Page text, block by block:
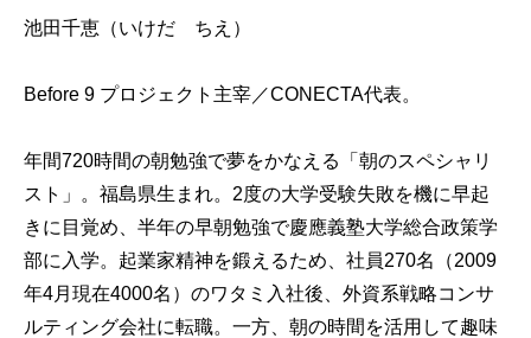
池田千恵（いけだ ちえ）
Before 9 プロジェクト主宰／CONECTA代表。
年間720時間の朝勉強で夢をかなえる「朝のスペシャリ
スト」。福島県生まれ。2度の大学受験失敗を機に早起
きに目覚め、半年の早朝勉強で慶應義塾大学総合政策学
部に入学。起業家精神を鍛えるため、社員270名（2009
年4月現在4000名）のワタミ入社後、外資系戦略コンサ
ルティング会社に転職。一方、朝の時間を活用して趣味